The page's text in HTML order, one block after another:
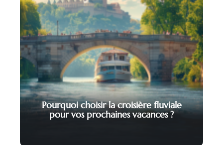
Pourquoi choisir la croisière fluviale
pour vos prochaines vacances ?